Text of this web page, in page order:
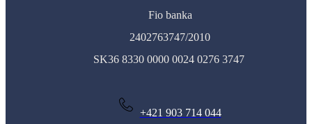
Fio banka
2402763747/2010
SK36 8330 0000 0024 0276 3747
+421 903 714 044